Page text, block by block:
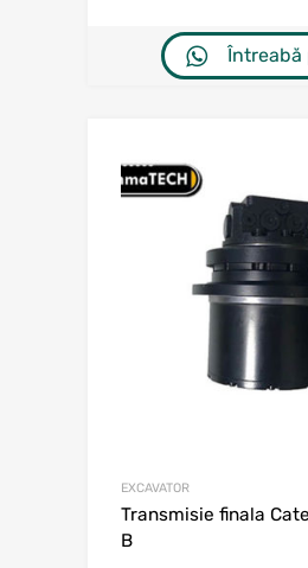
Întreabă
EXCAVATOR
Transmisie finala
B